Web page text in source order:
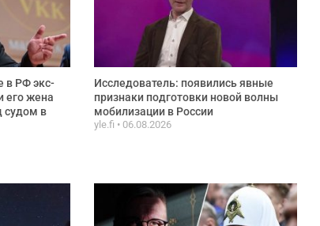
в РФ экс-
его жена
судом в
Исследователь: появились явные
признаки подготовки новой волны
мобилизации в России
yle.fi 06.08.2026